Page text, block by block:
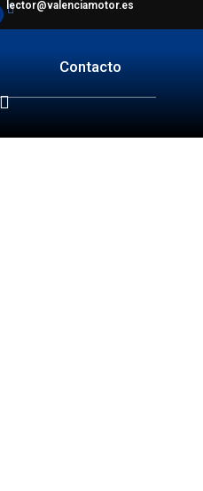
lector@valenciamotor.es
Contacto